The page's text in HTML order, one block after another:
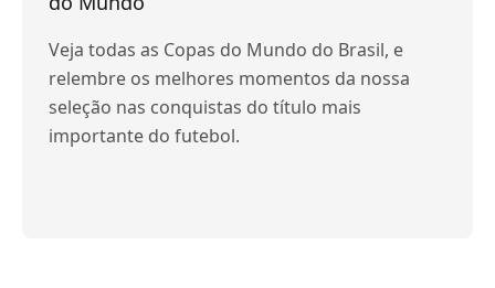
Veja todas as Copas do Mundo do Brasil, e
relembre os melhores momentos da nossa
seleção nas conquistas do título mais
importante do futebol.